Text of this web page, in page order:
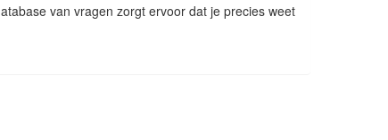
van vragen zorgt ervoor dat je precies weet